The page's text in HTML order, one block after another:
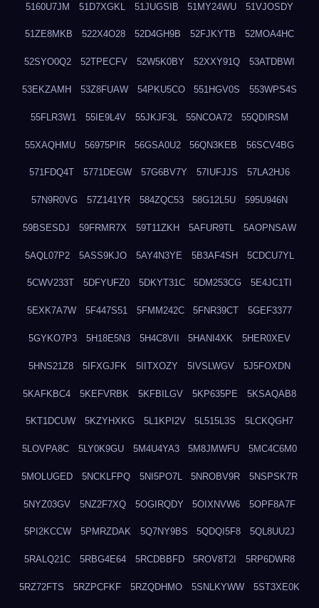
5160U7JM 51D7XGKL 51JUGSIB 51MY24WU 51VJOSDY
51ZE8MKB 522X4O28 52D4GH9B 52FJKYTB 52MOA4HC
52SYO0Q2 52TPECFV 52W5K0BY 52XXY91Q 53ATDBWI
53EKZAMH 53Z8FUAW 54PKU5CO 551HGV0S 553WPS4S
55FLR3W1 55IE9L4V 55JKJF3L 55NCOA72 55QDIRSM
55XAQHMU 56975PIR 56GSA0U2 56QN3KEB 56SCV4BG
571FDQ4T 5771DEGW 57G6BV7Y 57IUFJJS 57LA2HJ6
57N9R0VG 57Z141YR 584ZQC53 58G12L5U 595U946N
59BSESDJ 59FRMR7X 59T11ZKH 5AFUR9TL 5AOPNSAW
5AQL07P2 5ASS9KJO 5AY4N3YE 5B3AF4SH 5CDCU7YL
5CWV233T 5DFYUFZ0 5DKYT31C 5DM253CG 5E4JC1TI
5EXK7A7W 5F447S51 5FMM242C 5FNR39CT 5GEF3377
5GYKO7P3 5H18E5N3 5H4C8VII 5HANI4XK 5HER0XEV
5HNS21Z8 5IFXGJFK 5IITXOZY 5IVSLWGV 5J5FOXDN
5KAFKBC4 5KEFVRBK 5KFBILGV 5KP635PE 5KSAQAB8
5KT1DCUW 5KZYHXKG 5L1KPI2V 5L515L3S 5LCKQGH7
5LOVPA8C 5LY0K9GU 5M4U4YA3 5M8JMWFU 5MC4C6M0
5MOLUGED 5NCKLFPQ 5NI5PO7L 5NROBV9R 5NSPSK7R
5NYZ03GV 5NZ2F7XQ 5OGIRQDY 5OIXNVW6 5OPF8A7F
5PI2KCCW 5PMRZDAK 5Q7NY9BS 5QDQI5F8 5QL8UU2J
5RALQ21C 5RBG4E64 5RCDBBFD 5ROV8T2I 5RP6DWR8
5RZ72FTS 5RZPCFKF 5RZQDHMO 5SNLKYWW 5ST3XE0K